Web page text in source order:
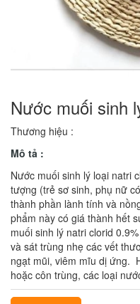
Nước muối sinh
Thương hiệu :
Mô tả :
Nước muối sinh lý loại natri
tượng (trẻ sơ sinh, phụ nữ
thành phần lành tính và
phẩm này có giá thành hết
muối sinh lý natri clorid
và sát trùng nhẹ các vết
ngạt mũi, viêm mĩu dị ứng.
hoặc côn trùng, các loại